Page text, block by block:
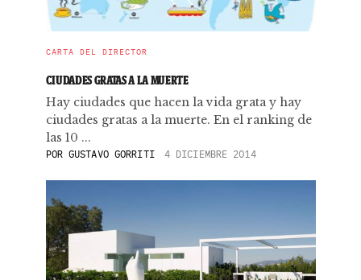
CARTA DEL DIRECTOR
CIUDADES GRATAS A LA MUERTE
Hay ciudades que hacen la vida grata y hay
ciudades gratas a la muerte. En el ranking de
las 10 ...
POR GUSTAVO GORRITI 4 DICIEMBRE 2014